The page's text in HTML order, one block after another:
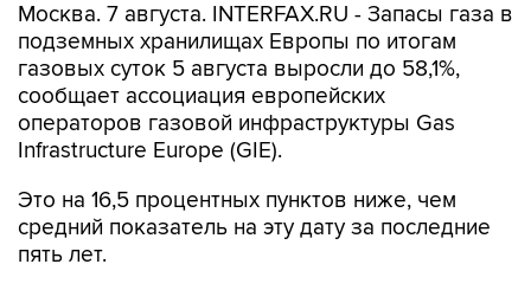
Москва. 7 августа. INTERFAX.RU - Запасы газа в
подземных хранилищах Европы по итогам
газовых суток 5 августа выросли до 58,1%,
сообщает ассоциация европейских
операторов газовой инфраструктуры Gas
Infrastructure Europe (GIE).
Это на 16,5 процентных пунктов ниже, чем
средний показатель на эту дату за последние
пять лет.